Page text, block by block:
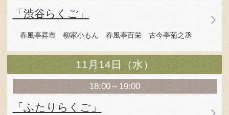
2018年 11月9日（金）～
開場＝開演30分前 / *浪曲 **講談 / 出演者は予告なく変
11月9日（金）